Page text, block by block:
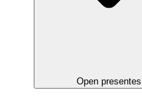
Open presentes